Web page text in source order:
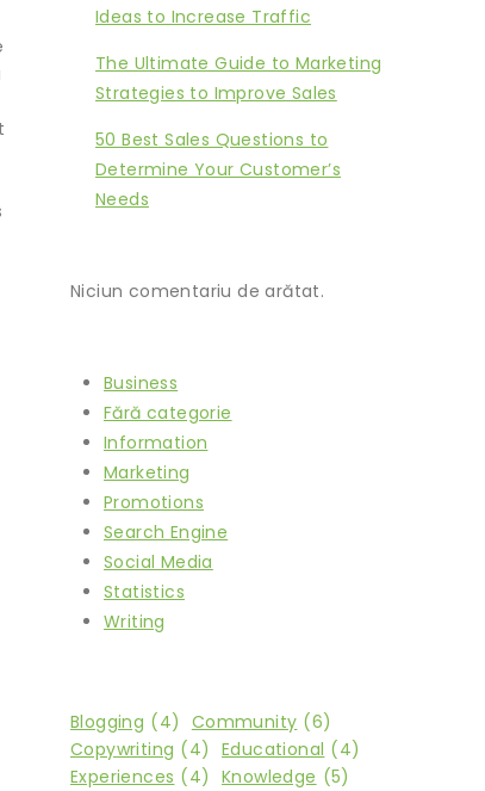
Ideas to Increase Traffic
The Ultimate Guide to Marketing
Strategies to Improve Sales
50 Best Sales Questions to
Determine Your Customer’s
Needs
Niciun comentariu de arătat.
Business
Fără categorie
Information
Marketing
Promotions
Search Engine
Social Media
Statistics
Writing
Blogging (4) Community (6)
Copywriting (4) Educational (4)
Experiences (4) Knowledge (5)